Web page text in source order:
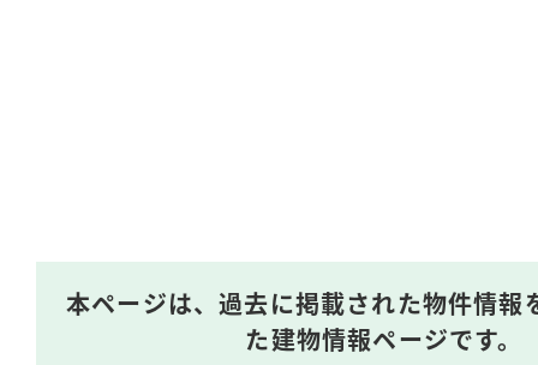
本ページは、過去に掲載された物件情報
た建物情報ページです。